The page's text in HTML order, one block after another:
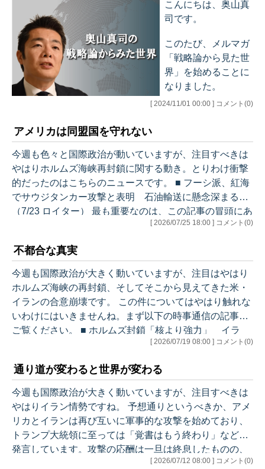
熊本で震度７の大地
自衛隊も出動する大
災害となっています
が、実は私も、昨
年、今回災害派遣
（災派）で出動して
たり、論文指導をし
た学生が熊本の司令
部で勤務していると
いった縁もあ…
7/12 第84号 通り道が変わると世界が変わる…
こんにちは、奥山真
司です。
このたび、メルマガ
「戦略論から見た世
界」を始めることに
なりました。
名乗って活動してい
ますが、基本的には
大学や政府機関で教
えたりしている、ち
ょっと特殊な分野を
学んできた学者で
す。
国際政治を地理をベ
ースに戦略的に見る
「地政学」ですが、
それ以前から日本に
は国際政治を冷酷に
見る目や、それをベ
になっていました。
とりわけ海外メディ
アを毎日チェックす
る中で、日本の情報
空間には、戦略的に
ものを見る目がない
[ 2024/11/01 00:00 ] コメント(0)
アメリカは同盟国を守れない
今週も色々と国際政治が動いていますが、注目すべきは
やはりホルムズ海峡再封鎖に関する動き。とりわけ衝撃
的だったのはこちらのニュースです。 ■ フーシ派、紅海
でサウジタンカー攻撃と表明 石油輸送に懸念深まる
（7/23 ロイター） 最も重要なのは、この記事の冒頭にあ
るように、「ホルムズ海峡の支配を試みるイランの動き
クが一段と高まった」ことです。ホルムズ海峡のみなら
ず、迂回ルートとして機能していたサウジアラビアの反
対側の紅海のシーレーンまでが脅かされてきたのです。
これを受けてさっそく原油価格は上昇。中東産ドバイ原
油のスポット価格（アジア向け原油…
[ 2026/07/25 18:00 ] コメント(0)
不都合な真実
今週も国際政治が大きく動いていますが、注目はやはり
ホルムズ海峡の再封鎖、そしてそこから見えてきた米・
イランの合意崩壊です。 この件についてはやはり触れな
いわけにはいきませんね。まず以下の時事通信の記事を
ご覧ください。 ■ ホルムズ封鎖「核より強力」 イラ
ン、対米強硬姿勢崩さず（7/17 時事通信） ここで紹介さ
な武器』と認識した」という分析です。これは本メルマ
ガでも繰り返し述べてきたことですが、シカゴ大学のロ
バート・ペイプ教授が提示する「エスカレーション・ト
ラップ」の枠組みでいえば、米軍が最初に大規模な攻撃
を仕掛ける「第一ステージ」の後に…
[ 2026/07/19 08:00 ] コメント(0)
通り道が変わると世界が変わる
今週も国際政治が大きく動いていますが、注目すべきは
やはりイラン情勢ですね。 予想通りというべきか、アメ
リカとイランは再び互いに軍事的な攻撃を始めており、
トランプ大統領に至っては「覚書はもう終わり」などと
発言しています。攻撃の応酬は一旦は終息したものの、
依然として不安定な状況が続いています。 現時点でわか[ 2026/07/12 08:00 ] コメント(0)